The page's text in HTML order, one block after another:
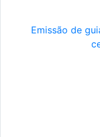
Emissão de